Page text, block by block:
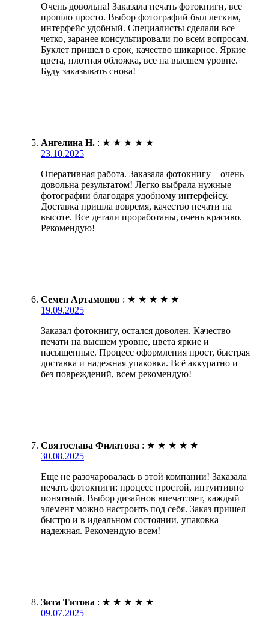
Очень довольна! Заказала печать фотокниги, все
прошло просто. Выбор фотографий был легким,
интерфейс удобный. Специалисты сделали все
четко, заранее консультировали по всем вопросам.
Буклет пришел в срок, качество шикарное. Яркие
цвета, плотная обложка, все на высшем уровне.
Буду заказывать снова!
Ангелина Н. : ★ ★ ★ ★ ★
23.10.2025
Оперативная работа. Заказала фотокнигу – очень
довольна результатом! Легко выбрала нужные
фотографии благодаря удобному интерфейсу.
Доставка пришла вовремя, качество печати на
высоте. Все детали проработаны, очень красиво.
Рекомендую!
Семен Артамонов : ★ ★ ★ ★ ★
19.09.2025
Заказал фотокнигу, остался доволен. Качество
печати на высшем уровне, цвета яркие и
насыщенные. Процесс оформления прост, быстрая
доставка и надежная упаковка. Всё аккуратно и
без повреждений, всем рекомендую!
Святослава Филатова : ★ ★ ★ ★ ★
30.08.2025
Еще не разочаровалась в этой компании! Заказала
печать фотокниги: процесс простой, интуитивно
понятный. Выбор дизайнов впечатляет, каждый
элемент можно настроить под себя. Заказ пришел
быстро и в идеальном состоянии, упаковка
надежная. Рекомендую всем!
Зита Титова : ★ ★ ★ ★ ★
09.07.2025